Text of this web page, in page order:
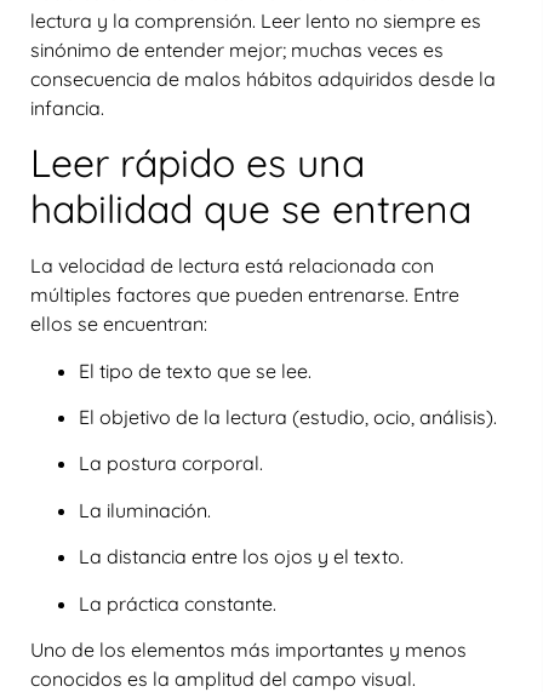
lectura y la comprensión. Leer lento no siempre es
sinónimo de entender mejor; muchas veces es
consecuencia de malos hábitos adquiridos desde la
infancia.
Leer rápido es una
habilidad que se entrena
La velocidad de lectura está relacionada con
múltiples factores que pueden entrenarse. Entre
ellos se encuentran:
El tipo de texto que se lee.
El objetivo de la lectura (estudio, ocio, análisis).
La postura corporal.
La iluminación.
La distancia entre los ojos y el texto.
La práctica constante.
Uno de los elementos más importantes y menos
conocidos es la amplitud del campo visual.